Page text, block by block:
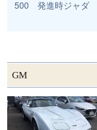
500 発進時ジャダ
GM